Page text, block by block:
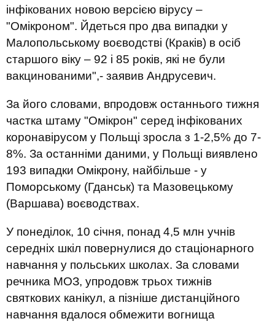
інфікованих новою версією вірусу –
"Омікроном". Йдеться про два випадки у
Малопольському воєводстві (Краків) в осіб
старшого віку – 92 і 85 років, які не були
вакцинованими",- заявив Андрусевич.
За його словами, впродовж останнього тижня
частка штаму "Омікрон" серед інфікованих
коронавірусом у Польщі зросла з 1-2,5% до 7-
8%. За останніми даними, у Польщі виявлено
193 випадки Омікрону, найбільше - у
Поморському (Гданськ) та Мазовецькому
(Варшава) воєводствах.
У понеділок, 10 січня, понад 4,5 млн учнів
середніх шкіл повернулися до стаціонарного
навчання у польських школах. За словами
речника МОЗ, упродовж трьох тижнів
святкових канікул, а пізніше дистанційного
навчання вдалося обмежити вогнища